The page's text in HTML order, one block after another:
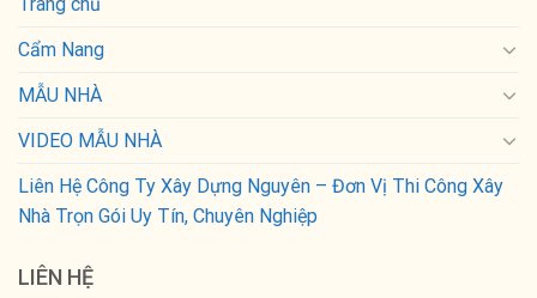
Cẩm Nang
MẪU NHÀ
VIDEO MẪU NHÀ
Liên Hệ Công Ty Xây Dựng Nguyên – Đơn Vị Thi Công Xây
Nhà Trọn Gói Uy Tín, Chuyên Nghiệp
LIÊN HỆ